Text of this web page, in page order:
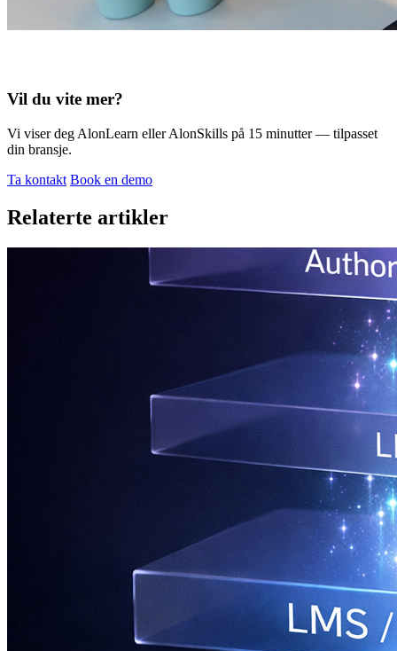
Vil du vite mer?
Vi viser deg AlonLearn eller AlonSkills på 15 minutter — tilpasset
din bransje.
Ta kontakt Book en demo
Relaterte artikler